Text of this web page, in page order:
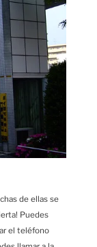
de ellas se
Puedes
el teléfono